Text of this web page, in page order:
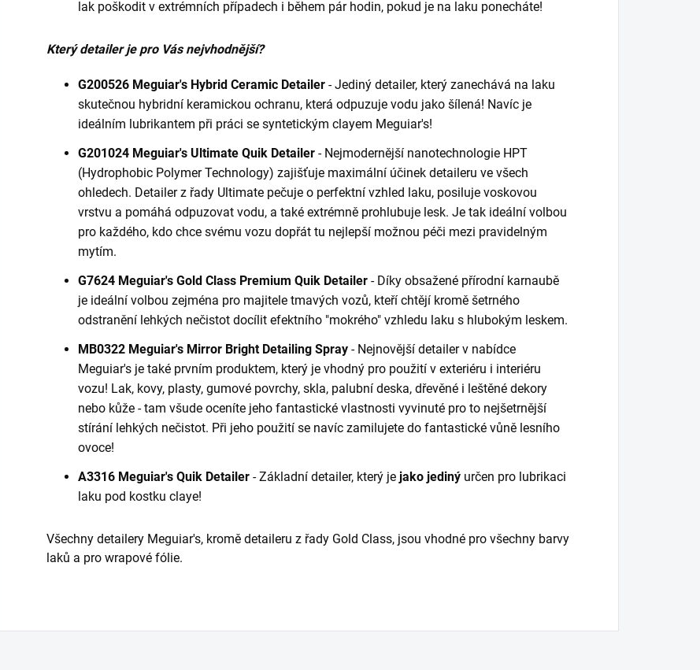
lak poškodit v extrémních případech i během pár hodin, pokud je na laku ponecháte!
Který detailer je pro Vás nejvhodnější?
G200526 Meguiar's Hybrid Ceramic Detailer - Jediný detailer, který zanechává na laku
skutečnou hybridní keramickou ochranu, která odpuzuje vodu jako šílená! Navíc je
ideálním lubrikantem při práci se syntetickým clayem Meguiar's!
G201024 Meguiar's Ultimate Quik Detailer - Nejmodernější nanotechnologie HPT
(Hydrophobic Polymer Technology) zajišťuje maximální účinek detaileru ve všech
ohledech. Detailer z řady Ultimate pečuje o perfektní vzhled laku, posiluje voskovou
vrstvu a pomáhá odpuzovat vodu, a také extrémně prohlubuje lesk. Je tak ideální volbou
pro každého, kdo chce svému vozu dopřát tu nejlepší možnou péči mezi pravidelným
mytím.
G7624 Meguiar's Gold Class Premium Quik Detailer - Díky obsažené přírodní karnaubě
je ideální volbou zejména pro majitele tmavých vozů, kteří chtějí kromě šetrného
odstranění lehkých nečistot docílit efektního "mokrého" vzhledu laku s hlubokým leskem.
MB0322 Meguiar's Mirror Bright Detailing Spray - Nejnovější detailer v nabídce
Meguiar's je také prvním produktem, který je vhodný pro použití v exteriéru i interiéru
vozu! Lak, kovy, plasty, gumové povrchy, skla, palubní deska, dřevěné i leštěné dekory
nebo kůže - tam všude oceníte jeho fantastické vlastnosti vyvinuté pro to nejšetrnější
stírání lehkých nečistot. Při jeho použití se navíc zamilujete do fantastické vůně lesního
ovoce!
A3316 Meguiar's Quik Detailer - Základní detailer, který je jako jediný určen pro lubrikaci
laku pod kostku claye!
Všechny detailery Meguiar's, kromě detaileru z řady Gold Class, jsou vhodné pro všechny barvy
laků a pro wrapové fólie.